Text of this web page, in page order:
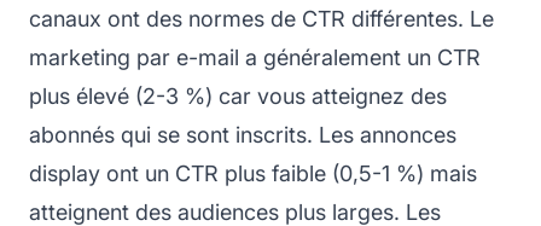
canaux ont des normes de CTR différentes. Le
marketing par e-mail a généralement un CTR
plus élevé (2-3 %) car vous atteignez des
abonnés qui se sont inscrits. Les annonces
display ont un CTR plus faible (0,5-1 %) mais
atteignent des audiences plus larges. Les